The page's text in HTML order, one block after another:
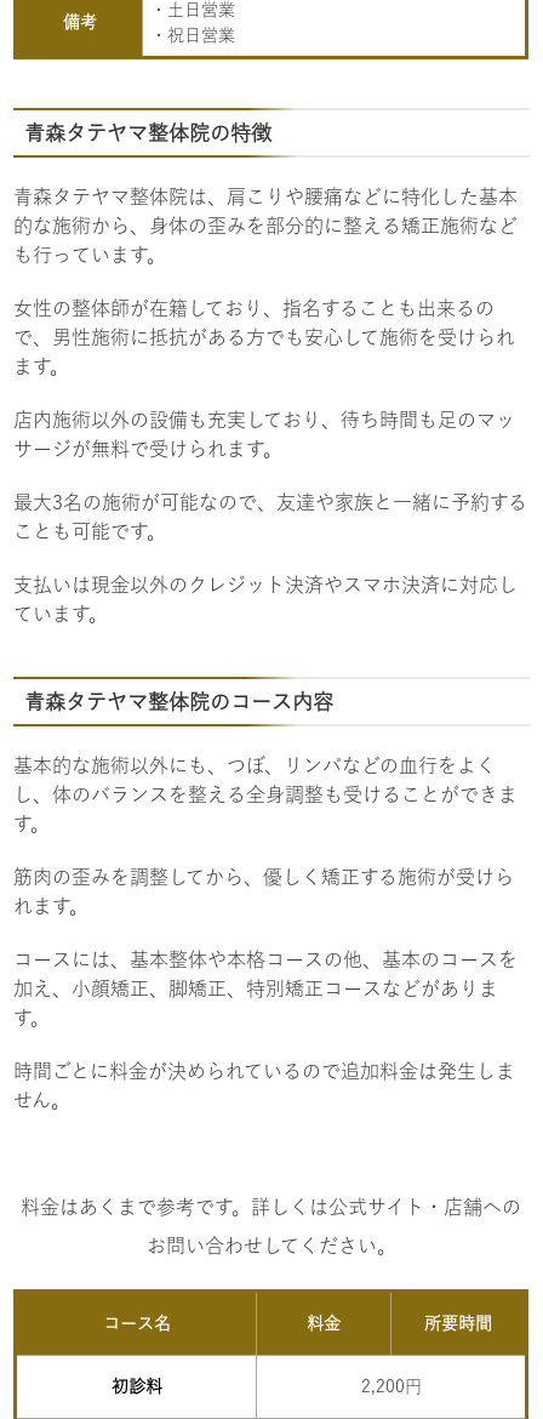
備考
・土日営業
・祝日営業
青森タテヤマ整体院の特徴
青森タテヤマ整体院は、肩こりや腰痛などに特化した基本
的な施術から、身体の歪みを部分的に整える矯正施術など
も行っています。
女性の整体師が在籍しており、指名することも出来るの
で、男性施術に抵抗がある方でも安心して施術を受けられ
ます。
店内施術以外の設備も充実しており、待ち時間も足のマッ
サージが無料で受けられます。
最大3名の施術が可能なので、友達や家族と一緒に予約する
ことも可能です。
支払いは現金以外のクレジット決済やスマホ決済に対応し
ています。
青森タテヤマ整体院のコース内容
基本的な施術以外にも、つぼ、リンパなどの血行をよく
し、体のバランスを整える全身調整も受けることができま
す。
筋肉の歪みを調整してから、優しく矯正する施術が受けら
れます。
コースには、基本整体や本格コースの他、基本のコースを
加え、小顔矯正、脚矯正、特別矯正コースなどがありま
す。
時間ごとに料金が決められているので追加料金は発生しま
せん。
料金はあくまで参考です。詳しくは公式サイト・店舗への
お問い合わせしてください。
コース名 料金 所要時間
初診料 2,200円